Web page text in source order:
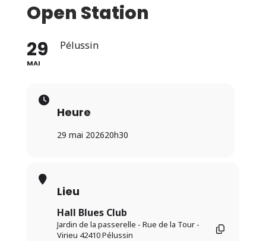
Open Station
29
MAI
Pélussin
Heure
29 mai 202620h30
Lieu
Hall Blues Club
Jardin de la passerelle - Rue de la Tour -
Virieu 42410 Pélussin